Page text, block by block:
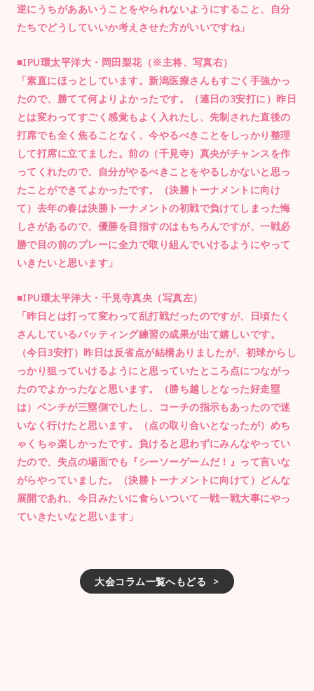
逆にうちがああいうことをやられないようにすること、自分
たちでどうしていいか考えさせた方がいいですね」
■IPU環太平洋大・岡田梨花（※主将、写真右）
「素直にほっとしています。新潟医療さんもすごく手強かっ
たので、勝てて何よりよかったです。（連日の3安打に）昨日
とは変わってすごく感覚もよく入れたし、先制された直後の
打席でも全く焦ることなく、今やるべきことをしっかり整理
して打席に立てました。前の（千見寺）真央がチャンスを作
ってくれたので、自分がやるべきことをやるしかないと思っ
たことができてよかったです。（決勝トーナメントに向け
て）去年の春は決勝トーナメントの初戦で負けてしまった悔
しさがあるので、優勝を目指すのはもちろんですが、一戦必
勝で目の前のプレーに全力で取り組んでいけるようにやって
いきたいと思います」
■IPU環太平洋大・千見寺真央（写真左）
「昨日とは打って変わって乱打戦だったのですが、日頃たく
さんしているバッティング練習の成果が出て嬉しいです。
（今日3安打）昨日は反省点が結構ありましたが、初球からし
っかり狙っていけるようにと思っていたところ点につながっ
たのでよかったなと思います。（勝ち越しとなった好走塁
は）ベンチが三塁側でしたし、コーチの指示もあったので迷
いなく行けたと思います。（点の取り合いとなったが）めち
ゃくちゃ楽しかったです。負けると思わずにみんなやってい
たので、失点の場面でも『シーソーゲームだ！』って言いな
がらやっていました。（決勝トーナメントに向けて）どんな
展開であれ、今日みたいに食らいついて一戦一戦大事にやっ
ていきたいなと思います」
大会コラム一覧へもどる